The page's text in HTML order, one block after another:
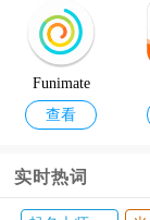
Funimate
剪辑软件
查看
实时热词